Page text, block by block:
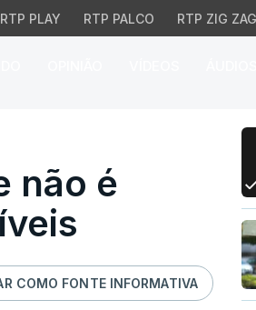
RTP PLAY RTP PALCO RTP ZIG ZAG
é
não é
COMO FONTE INFORMATIVA